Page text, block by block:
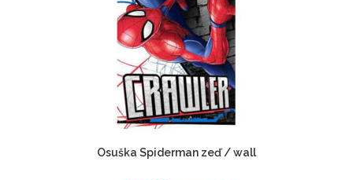
Osuška Spiderman zeď / wall